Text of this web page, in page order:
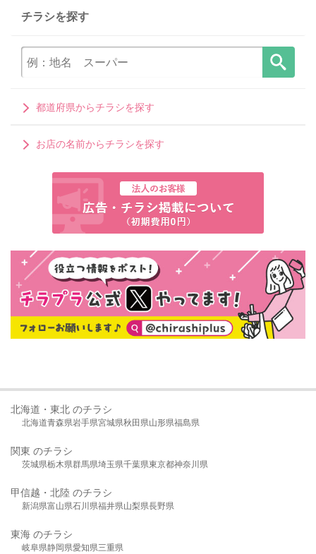
チラシを探す
都道府県からチラシを探す
お店の名前からチラシを探す
北海道・東北 のチラシ
北海道青森県岩手県宮城県秋田県山形県福島県
関東 のチラシ
茨城県栃木県群馬県埼玉県千葉県東京都神奈川県
甲信越・北陸 のチラシ
新潟県富山県石川県福井県山梨県長野県
東海 のチラシ
岐阜県静岡県愛知県三重県